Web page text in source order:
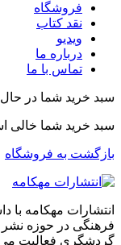
فروشگاه
نقد کتاب
ویدیو
درباره‌ ما
تماس با ما
سبد خرید شما در
سبد خرید شما خالی
بازگشت به فروشگاه
انتشارات مهکامه با
فرهنگی در حوزه
گردشگری فعالیت می